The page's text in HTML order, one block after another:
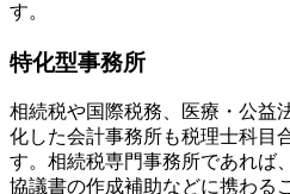
す。
特化型事務所
相続税や国際税務、医療・公益
化した会計事務所も税理士科目
す。相続税専門事務所であれば
協議書の作成補助などに携わる